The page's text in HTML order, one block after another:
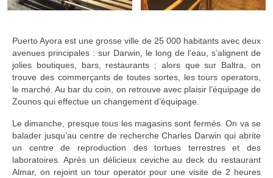
Puerto Ayora est une grosse ville de 25 000 habitants avec deux
avenues principales : sur Darwin, le long de l’eau, s’alignent de
jolies boutiques, bars, restaurants ; alors que sur Baltra, on
trouve des commerçants de toutes sortes, les tours operators,
le marché. Au bar du coin, on retrouve avec plaisir l’équipage de
Zounos qui effectue un changement d’équipage.
Le dimanche, presque tous les magasins sont fermés. On va se
balader jusqu’au centre de recherche Charles Darwin qui abrite
un centre de reproduction des tortues terrestres et des
laboratoires. Après un délicieux ceviche au deck du restaurant
Almar, on rejoint un tour operator pour une visite de 2 heures